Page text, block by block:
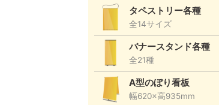
タペストリー各種
全14サイズ
バナースタンド各種
全21種
A型のぼり看板
幅620×高935mm